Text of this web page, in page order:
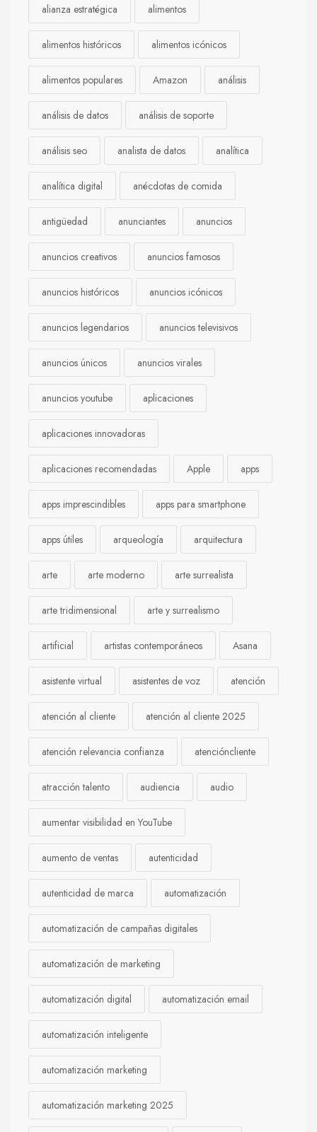
alianza estratégica alimentos
alimentos históricos alimentos icónicos
alimentos populares Amazon análisis
análisis de datos análisis de soporte
análisis seo analista de datos analítica
analítica digital anécdotas de comida
antigüedad anunciantes anuncios
anuncios creativos anuncios famosos
anuncios históricos anuncios icónicos
anuncios legendarios anuncios televisivos
anuncios únicos anuncios virales
anuncios youtube aplicaciones
aplicaciones innovadoras
aplicaciones recomendadas Apple apps
apps imprescindibles apps para smartphone
apps útiles arqueología arquitectura
arte arte moderno arte surrealista
arte tridimensional arte y surrealismo
artificial artistas contemporáneos Asana
asistente virtual asistentes de voz atención
atención al cliente atención al cliente 2025
atención relevancia confianza atencióncliente
atracción talento audiencia audio
aumentar visibilidad en YouTube
aumento de ventas autenticidad
autenticidad de marca automatización
automatización de campañas digitales
automatización de marketing
automatización digital automatización email
automatización inteligente
automatización marketing
automatización marketing 2025